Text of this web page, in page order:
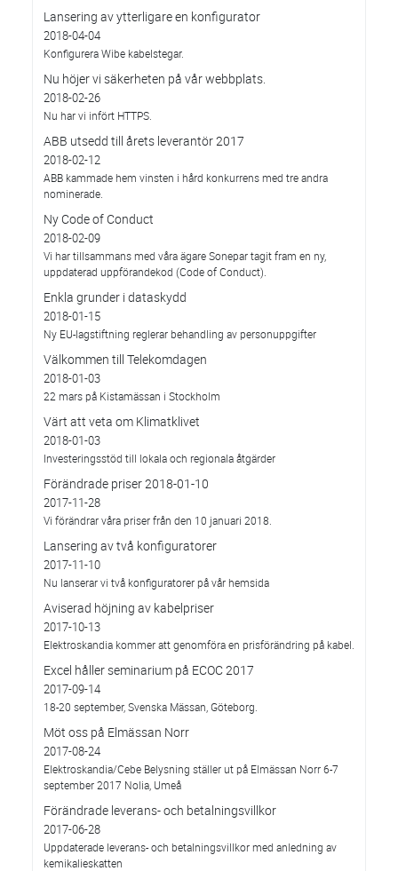
Lansering av ytterligare en konfigurator
2018-04-04
Konfigurera Wibe kabelstegar.
Nu höjer vi säkerheten på vår webbplats.
2018-02-26
Nu har vi infört HTTPS.
ABB utsedd till årets leverantör 2017
2018-02-12
ABB kammade hem vinsten i hård konkurrens med tre andra
nominerade.
Ny Code of Conduct
2018-02-09
Vi har tillsammans med våra ägare Sonepar tagit fram en ny,
uppdaterad uppförandekod (Code of Conduct).
Enkla grunder i dataskydd
2018-01-15
Ny EU-lagstiftning reglerar behandling av personuppgifter
Välkommen till Telekomdagen
2018-01-03
22 mars på Kistamässan i Stockholm
Värt att veta om Klimatklivet
2018-01-03
Investeringsstöd till lokala och regionala åtgärder
Förändrade priser 2018-01-10
2017-11-28
Vi förändrar våra priser från den 10 januari 2018.
Lansering av två konfiguratorer
2017-11-10
Nu lanserar vi två konfiguratorer på vår hemsida
Aviserad höjning av kabelpriser
2017-10-13
Elektroskandia kommer att genomföra en prisförändring på kabel.
Excel håller seminarium på ECOC 2017
2017-09-14
18-20 september, Svenska Mässan, Göteborg.
Möt oss på Elmässan Norr
2017-08-24
Elektroskandia/Cebe Belysning ställer ut på Elmässan Norr 6-7
september 2017 Nolia, Umeå
Förändrade leverans- och betalningsvillkor
2017-06-28
Uppdaterade leverans- och betalningsvillkor med anledning av
kemikalieskatten